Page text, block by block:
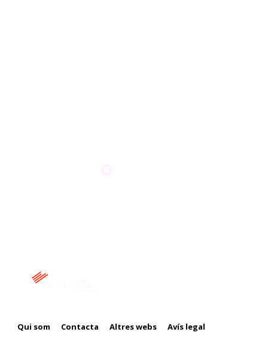
Qui som Contacta Altres webs Avís legal